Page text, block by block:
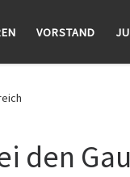
VORSTAND
den